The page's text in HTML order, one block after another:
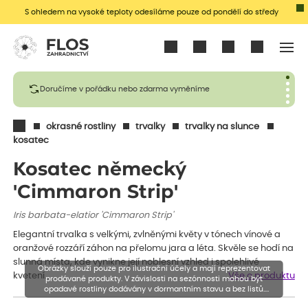
S ohledem na vysoké teploty odesíláme pouze od pondělí do středy
Doručíme v pořádku nebo zdarma vyměníme
okrasné rostliny trvalky
trvalky na slunce
kosatec
Kosatec německý
'Cimmaron Strip'
Iris barbata-elatior 'Cimmaron Strip'
Elegantní trvalka s velkými, zvlněnými květy v tónech vínové a
oranžové rozzáří záhon na přelomu jara a léta. Skvěle se hodí na
slunná místa, kde vynikne její noblesní vzhled i spolehlivé
kvetení.
Vše o produktu
Obrázky slouží pouze pro ilustrační účely a mají reprezentovat
prodávané produkty. V závislosti na sezónnosti mohou být
opadavé rostliny dodávány v dormantním stavu a bez listů.
Rostliny mohou být také sestřiženy níže, než je uvedená výška,